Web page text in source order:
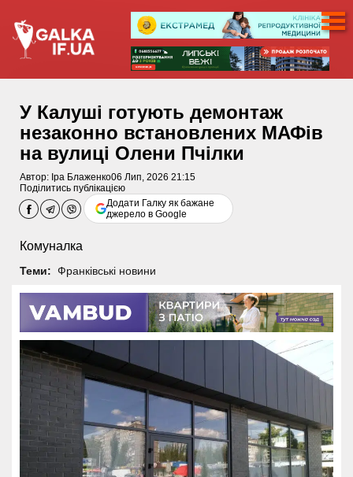
У Калуші готують демонтаж
незаконно встановлених МАФів
на вулиці Олени Пчілки
Автор: Іра Блаженко06 Лип, 2026 21:15
Поділитись публікацією
Додати Галку як бажане
джерело в Google
Комуналка
Теми: Франківські новини